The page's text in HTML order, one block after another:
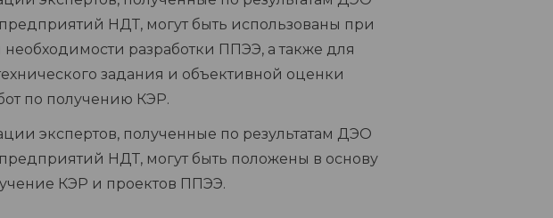
предприятий НДТ, могут быть использованы при
разработки ППЭЭ, а также для
задания и объективной оценки
по получению КЭР.
экспертов, полученные по результатам ДЭО
предприятий НДТ, могут быть положены в основу
КЭР и проектов ППЭЭ.